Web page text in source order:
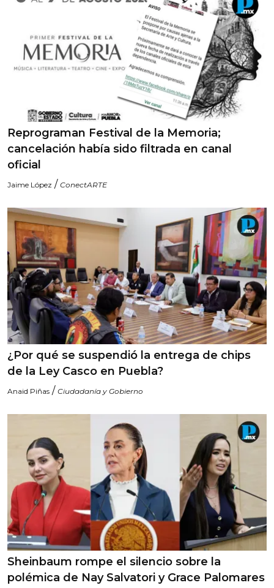
Reprograman Festival de la Memoria;
cancelación había sido filtrada en canal
oficial
Jaime López / ConectARTE
¿Por qué se suspendió la entrega de chips
de la Ley Casco en Puebla?
Anaid Piñas / Ciudadanía y Gobierno
Sheinbaum rompe el silencio sobre la
polémica de Nay Salvatori y Grace Palomares